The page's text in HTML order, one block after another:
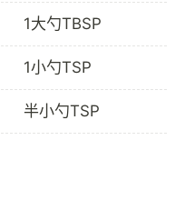
1大勺TBSP
1小勺TSP
半小勺TSP